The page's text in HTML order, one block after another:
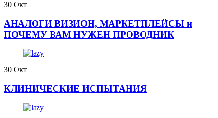
30 Окт
АНАЛОГИ ВИЗИОН, МАРКЕТПЛЕЙСЫ и
ПОЧЕМУ ВАМ НУЖЕН ПРОВОДНИК
30 Окт
КЛИНИЧЕСКИЕ ИСПЫТАНИЯ